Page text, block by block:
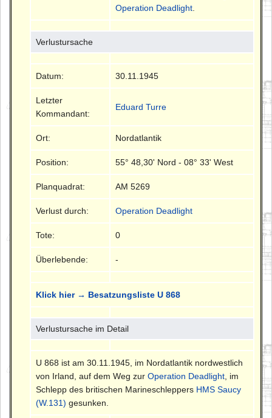
Operation Deadlight
Verlustursache
Datum: 30.11.1945
Letzter
Kommandant:
Eduard Turre
Ort: Nordatlantik
Position: 55° 48,30' Nord - 08° 33' West
Planquadrat: AM 5269
Verlust durch: Operation Deadlight
Tote: 0
Überlebende: -
Klick hier → Besatzungsliste U 868
Verlustursache im Detail
U 868 ist am 30.11.1945, im Nordatlantik nordwestlich
von Irland, auf dem Weg zurOperation Deadlight , im
Schlepp des britischen Marineschleppers HMS Saucy
(W.131) gesunken.